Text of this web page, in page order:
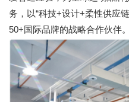
务，以“科技+设计+柔性供应
50+国际品牌的战略合作伙伴。